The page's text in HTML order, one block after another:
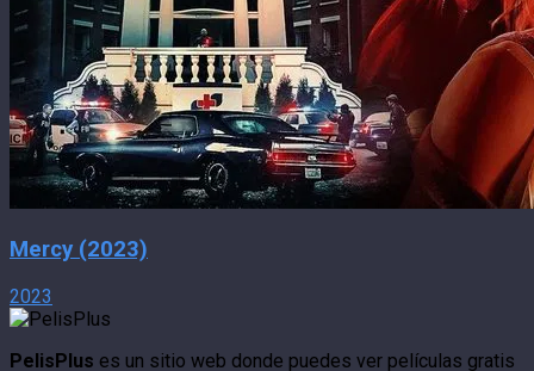
Mercy (2023)
2023
PelisPlus es un sitio web donde puedes ver películas gratis